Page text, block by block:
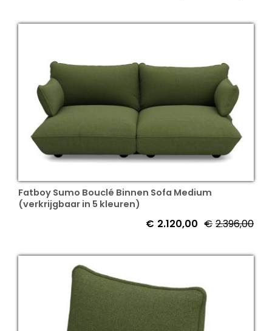
Fatboy Sumo Bouclé Binnen Sofa Medium
(verkrijgbaar in 5 kleuren)
€ 2.396,00
€ 2.120,00